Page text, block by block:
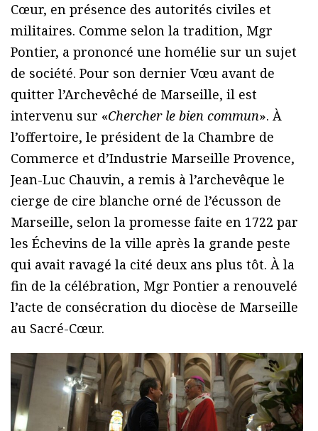
Cœur, en présence des autorités civiles et
militaires. Comme selon la tradition, Mgr
Pontier, a prononcé une homélie sur un sujet
de société. Pour son dernier Vœu avant de
quitter l’Archevêché de Marseille, il est
intervenu sur «Chercher le bien commun». À
l’offertoire, le président de la Chambre de
Commerce et d’Industrie Marseille Provence,
Jean-Luc Chauvin, a remis à l’archevêque le
cierge de cire blanche orné de l’écusson de
Marseille, selon la promesse faite en 1722 par
les Échevins de la ville après la grande peste
qui avait ravagé la cité deux ans plus tôt. À la
fin de la célébration, Mgr Pontier a renouvelé
l’acte de consécration du diocèse de Marseille
au Sacré-Cœur.